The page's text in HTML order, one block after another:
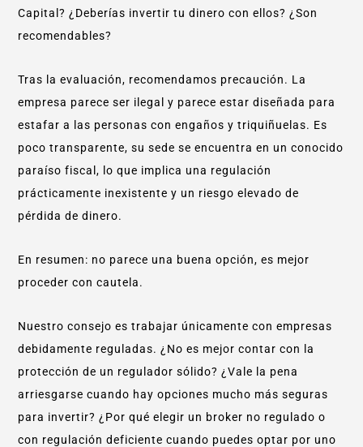
Capital? ¿Deberías invertir tu dinero con ellos? ¿Son
recomendables?
Tras la evaluación, recomendamos precaución. La
empresa parece ser ilegal y parece estar diseñada para
estafar a las personas con engaños y triquiñuelas. Es
poco transparente, su sede se encuentra en un conocido
paraíso fiscal, lo que implica una regulación
prácticamente inexistente y un riesgo elevado de
pérdida de dinero.
En resumen: no parece una buena opción, es mejor
proceder con cautela.
Nuestro consejo es trabajar únicamente con empresas
debidamente reguladas. ¿No es mejor contar con la
protección de un regulador sólido? ¿Vale la pena
arriesgarse cuando hay opciones mucho más seguras
para invertir? ¿Por qué elegir un broker no regulado o
con regulación deficiente cuando puedes optar por uno